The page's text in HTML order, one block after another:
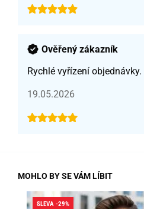
Ověřený zákazník
Rychlé vyřízení objednávky.
19.05.2026
MOHLO BY SE VÁM LÍBIT
SLEVA -29%